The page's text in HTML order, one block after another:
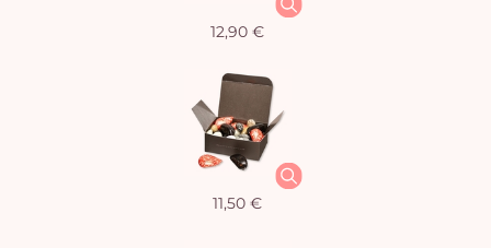
12,90 €
11,50 €